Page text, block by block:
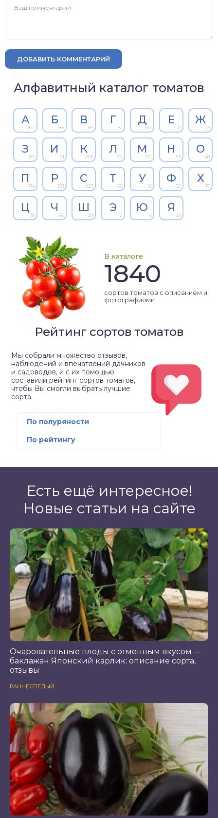
ДОБАВИТЬ КОММЕНТАРИЙ
Алфавитный каталог томатов
А
107
Б
185
В
85
Г
81
Д
107
Е
11
Ж
25
З
87
И
51
К
205
Л
75
М
171
Н
55
О
48
П
114
Р
121
С
223
Т
56
У
16
Ф
32
Х
17
Ц
18
Ч
85
Ш
28
Э
12
Ю
5
Я
33
В каталоге
1840
сортов томатов с описанием и
фотографиями
Рейтинг сортов томатов
Мы собрали множество отзывов,
наблюдений и впечатлений дачников
и садоводов, и с их помощью
составили рейтинг сортов томатов,
чтобы Вы смогли выбрать лучшие
сорта.
По полуряности
По рейтингу
Есть ещё интересное!
Новые статьи на сайте
Очаровательные плоды с отменным вкусом —
баклажан Японский карлик: описание сорта,
отзывы
РАННЕСПЕЛЫЙ